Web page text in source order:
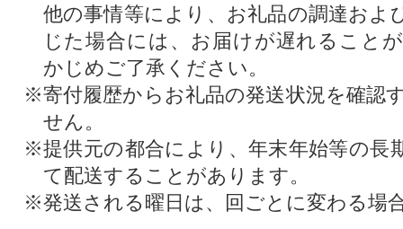
他の事情等により、お礼品の調達およ
じた場合には、お届けが遅れること
かじめご了承ください。
※寄付履歴からお礼品の発送状況を確認
せん。
※提供元の都合により、年末年始等の長
て配送することがあります。
※発送される曜日は、回ごとに変わる場